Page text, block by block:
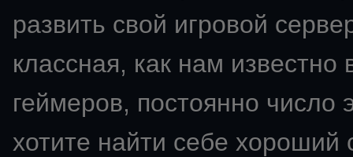
развить свой игровой
классная, как нам
геймеров, постоянно число
хотите найти себе хороший